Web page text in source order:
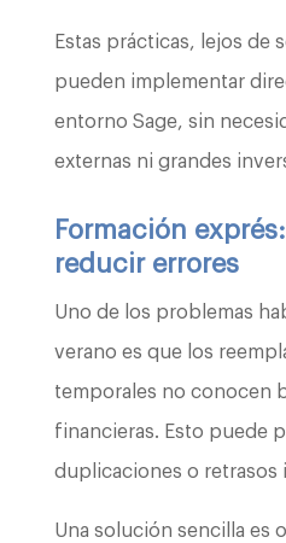
Estas prácticas, lejos de
pueden implementar
entorno Sage, sin
externas ni grandes
Formación
reducir errores
Uno de los problemas
verano es que los
temporales no conocen
financieras. Esto puede
duplicaciones o retrasos
Una solución sencilla es